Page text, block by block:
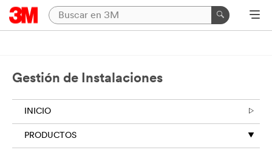
Gestión de Instalaciones
INICIO
PRODUCTOS